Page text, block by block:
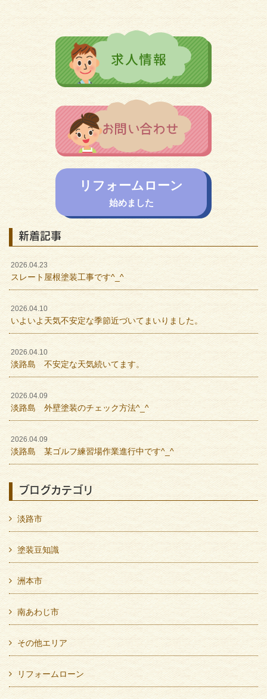
リフォームローン
始めました
新着記事
2026.04.23
スレート屋根塗装工事です^_^
2026.04.10
いよいよ天気不安定な季節近づいてまいりました。
2026.04.10
淡路島 不安定な天気続いてます。
2026.04.09
淡路島 外壁塗装のチェック方法^_^
2026.04.09
淡路島 某ゴルフ練習場作業進行中です^_^
ブログカテゴリ
淡路市
塗装豆知識
洲本市
南あわじ市
その他エリア
リフォームローン